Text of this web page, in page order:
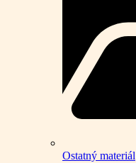
Ostatný materiál